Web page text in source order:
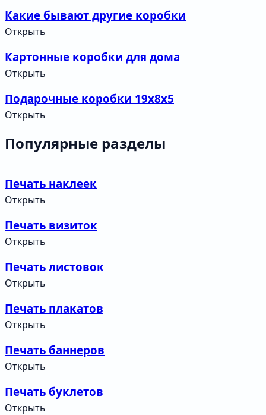
Какие бывают другие коробки
Открыть
Картонные коробки для дома
Открыть
Подарочные коробки 19х8х5
Открыть
Популярные разделы
Печать наклеек
Открыть
Печать визиток
Открыть
Печать листовок
Открыть
Печать плакатов
Открыть
Печать баннеров
Открыть
Печать буклетов
Открыть